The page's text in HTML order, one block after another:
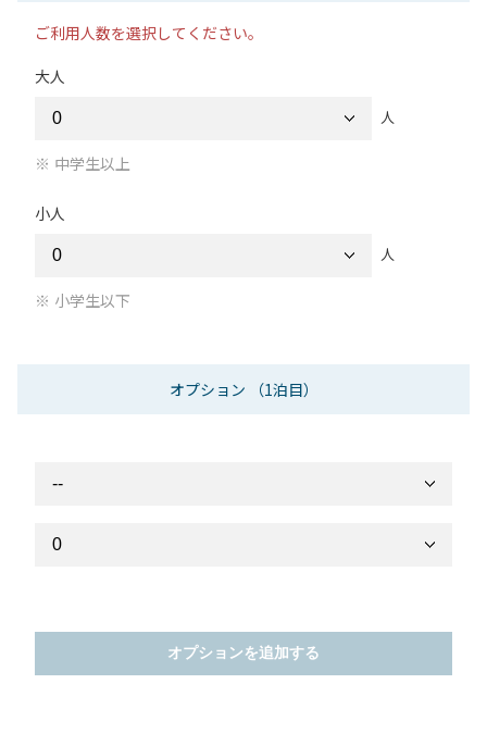
ご利用人数を選択してください。
大人
人
中学生以上
小人
人
小学生以下
オプション （1泊目）
オプションを追加する